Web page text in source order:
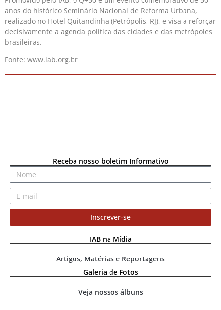
anos do histórico Seminário Nacional de Reforma Urbana,
realizado no Hotel Quitandinha (Petrópolis, RJ), e visa a reforçar
decisivamente a agenda política das cidades e das metrópoles
brasileiras.
Fonte: www.iab.org.br
Receba nosso boletim Informativo
Inscrever-se
IAB na Mídia
Artigos, Matérias e Reportagens
Galeria de Fotos
Veja nossos álbuns